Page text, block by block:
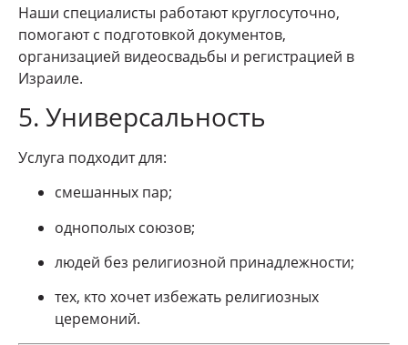
Наши специалисты работают круглосуточно,
помогают с подготовкой документов,
организацией видеосвадьбы и регистрацией в
Израиле.
5. Универсальность
Услуга подходит для:
смешанных пар;
однополых союзов;
людей без религиозной принадлежности;
тех, кто хочет избежать религиозных
церемоний.